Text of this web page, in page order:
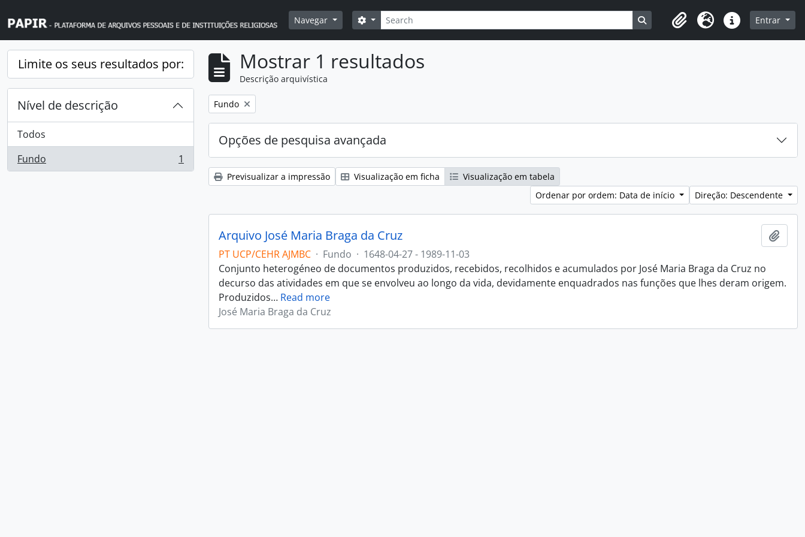
Navegar
Pesquisar
Opções de busca Busque na página de navegação
Clipboard
Idioma Ligações rápidas
Entrar
Limite os seus resultados por:
Nível de descrição
Todos
Fundo
, 1 resultados 1
Mostrar 1 resultados
Descrição arquivística
Remover filtro:
Fundo
Opções de pesquisa avançada
Previsualizar a impressão Visualização em ficha
Visualização em tabela
Ordenar por ordem: Data de início
Direção: Descendente
Arquivo José Maria Braga da Cruz
PT UCP/CEHR AJMBC · Fundo · 1648-04-27 - 1989-11-03
Conjunto heterogéneo de documentos produzidos, recebidos, recolhidos e acumulados por José Maria Braga da Cruz no
decurso das atividades em que se envolveu ao longo da vida, devidamente enquadrados nas funções que lhes deram origem.
Produzidos… Read more
José Maria Braga da Cruz